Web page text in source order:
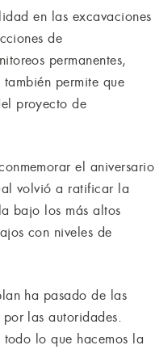
en las excavaciones
de
permanentes,
permite que
proyecto de
el aniversario
volvió a ratificar la
bajo los más altos
con niveles de
ha pasado de las
las autoridades.
lo que hacemos la